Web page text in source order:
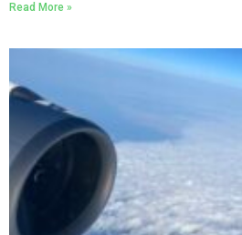
Read More »